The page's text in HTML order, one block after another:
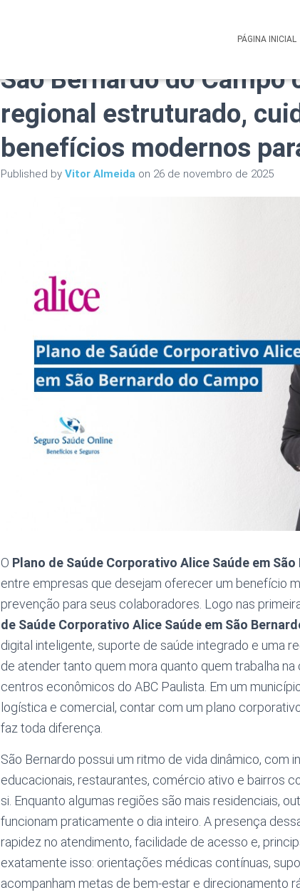
PÁGINA INICIAL
Plano de Saúde
São Bernardo do
regional estruturado,
benefícios modernos
Published by Vitor Almeida on 26 de novembro de 2025
O Plano de Saúde Corporativo Alice Saúde em
entre empresas que desejam oferecer um benefício
prevenção para seus colaboradores. Logo nas
de Saúde Corporativo Alice Saúde em São
digital inteligente, suporte de saúde integrado e uma
de atender tanto quem mora quanto quem trabalha
centros econômicos do ABC Paulista. Em um
logística e comercial, contar com um plano
faz toda diferença.
São Bernardo possui um ritmo de vida dinâmico, com
educacionais, restaurantes, comércio ativo e bairros
si. Enquanto algumas regiões são mais residenciais,
funcionam praticamente o dia inteiro. A presença
rapidez no atendimento, facilidade de acesso e,
exatamente isso: orientações médicas contínuas,
acompanham metas de bem-estar e direcionamento